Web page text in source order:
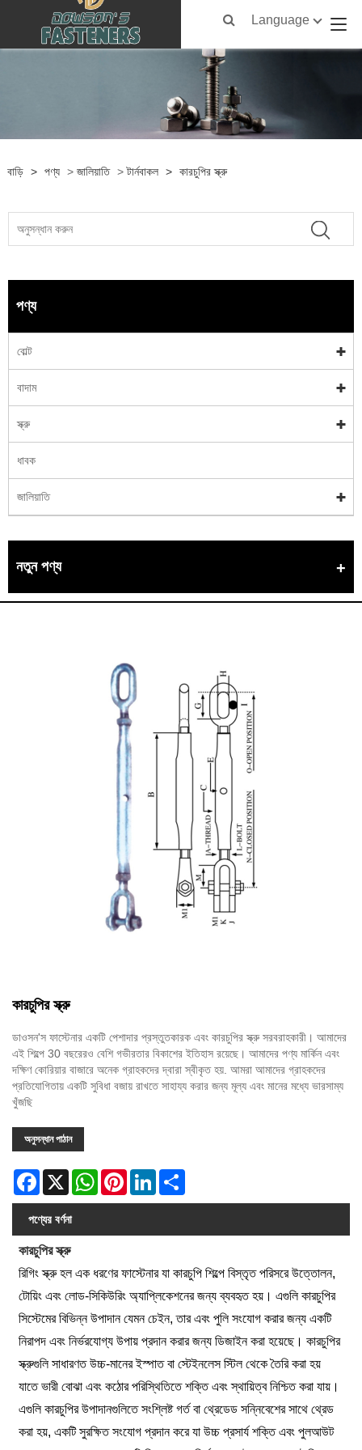
Language
বাড়ি > পণ্য > জালিয়াতি >টার্নবাকল > কারচুপির স্ক্রু
পণ্য
বোল্ট
বাদাম
স্ক্রু
ধাবক
জালিয়াতি
নতুন পণ্য
কারচুপির স্ক্রু
ডাওসন'স ফাস্টেনার একটি পেশাদার প্রস্তুতকারক এবং কারচুপির স্ক্রু সরবরাহকারী। আমাদের
এই শিল্পে 30 বছরেরও বেশি গভীরতার বিকাশের ইতিহাস রয়েছে। আমাদের পণ্য মার্কিন এবং
দক্ষিণ কোরিয়ার বাজারে অনেক গ্রাহকদের দ্বারা স্বীকৃত হয়. আমরা আমাদের গ্রাহকদের
প্রতিযোগিতায় একটি সুবিধা বজায় রাখতে সাহায্য করার জন্য মূল্য এবং মানের মধ্যে ভারসাম্য
খুঁজছি
অনুসন্ধান পাঠান
Facebook
X WhatsAppPinterestLinkedIn
পণ্যের বর্ণনা
কারচুপির স্ক্রু
রিগিং স্ক্রু হল এক ধরণের ফাস্টেনার যা কারচুপি শিল্পে বিস্তৃত পরিসরে উত্তোলন,
টোয়িং এবং লোড-সিকিউরিং অ্যাপ্লিকেশনের জন্য ব্যবহৃত হয়। এগুলি কারচুপির
সিস্টেমের বিভিন্ন উপাদান যেমন চেইন, তার এবং পুলি সংযোগ করার জন্য একটি
নিরাপদ এবং নির্ভরযোগ্য উপায় প্রদান করার জন্য ডিজাইন করা হয়েছে। কারচুপির
স্ক্রুগুলি সাধারণত উচ্চ-মানের ইস্পাত বা স্টেইনলেস স্টিল থেকে তৈরি করা হয়
যাতে ভারী বোঝা এবং কঠোর পরিস্থিতিতে শক্তি এবং স্থায়িত্ব নিশ্চিত করা যায়।
এগুলি কারচুপির উপাদানগুলিতে সংশ্লিষ্ট গর্ত বা থ্রেডেড সন্নিবেশের সাথে থ্রেড
করা হয়, একটি সুরক্ষিত সংযোগ প্রদান করে যা উচ্চ প্রসার্য শক্তি এবং পুলআউট